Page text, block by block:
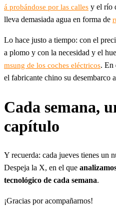
á probándose por las calles y el río
lleva demasiada agua en forma de
Lo hace justo a tiempo: con el
a plomo y con la necesidad y el
msung de los coches eléctricos. En
el fabricante chino su desembarco
Cada semana,
capítulo
Y recuerda: cada jueves tienes un
Despeja la X, en el que
tecnológico de cada semana.
¡Gracias por acompañarnos!